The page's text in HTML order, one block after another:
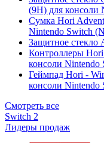
(9H) для консоли
Сумка Hori
Nintendo Switch
Защитное стекло
Контроллеры
консоли
Геймпад Hori -
консоли
Смотреть все
Switch 2
Лидеры продаж